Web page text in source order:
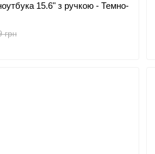
15.6" з ручкою - Темно-
грн